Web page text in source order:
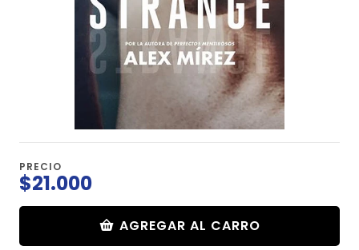
PRECIO
$21.000
AGREGAR AL CARRO